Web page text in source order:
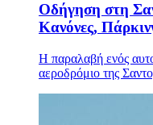
Οδήγηση στη
Κανόνες,
Η παραλαβή ενός
αεροδρόμιο της